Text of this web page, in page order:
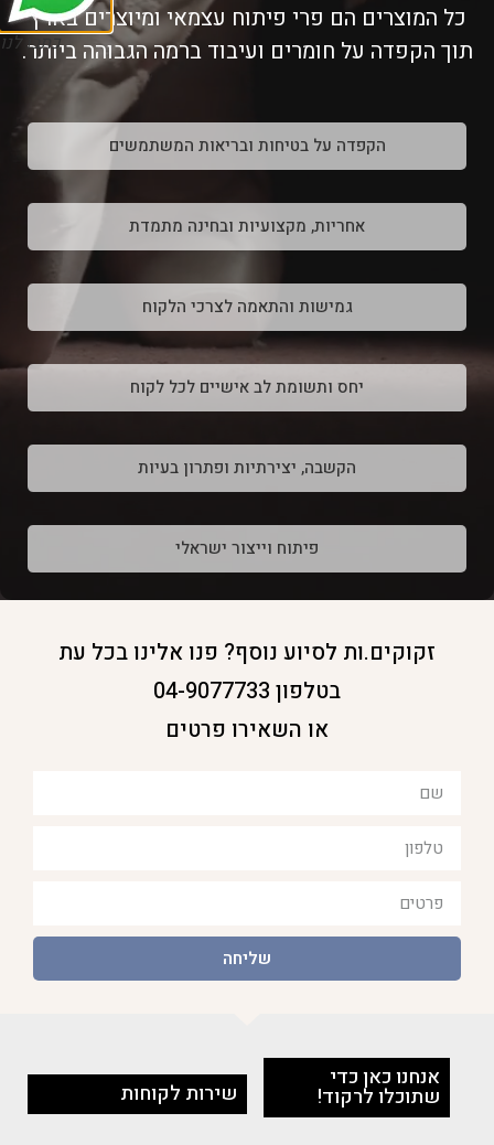
כל המוצרים הם פרי פיתוח עצמאי ומיוצרים בארץ
תוך הקפדה על חומרים ועיבוד ברמה הגבוהה ביותר.
הקפדה על בטיחות ובריאות המשתמשים
אחריות, מקצועיות ובחינה מתמדת
גמישות והתאמה לצרכי הלקוח
יחס ותשומת לב אישיים לכל לקוח
הקשבה, יצירתיות ופתרון בעיות
פיתוח וייצור ישראלי
זקוקים.ות לסיוע נוסף? פנו אלינו בכל עת
בטלפון 04-9077733
או השאירו פרטים
שליחה
אנחנו כאן כדי
שתוכלו לרקוד! שירות לקוחות
כתבו לנו